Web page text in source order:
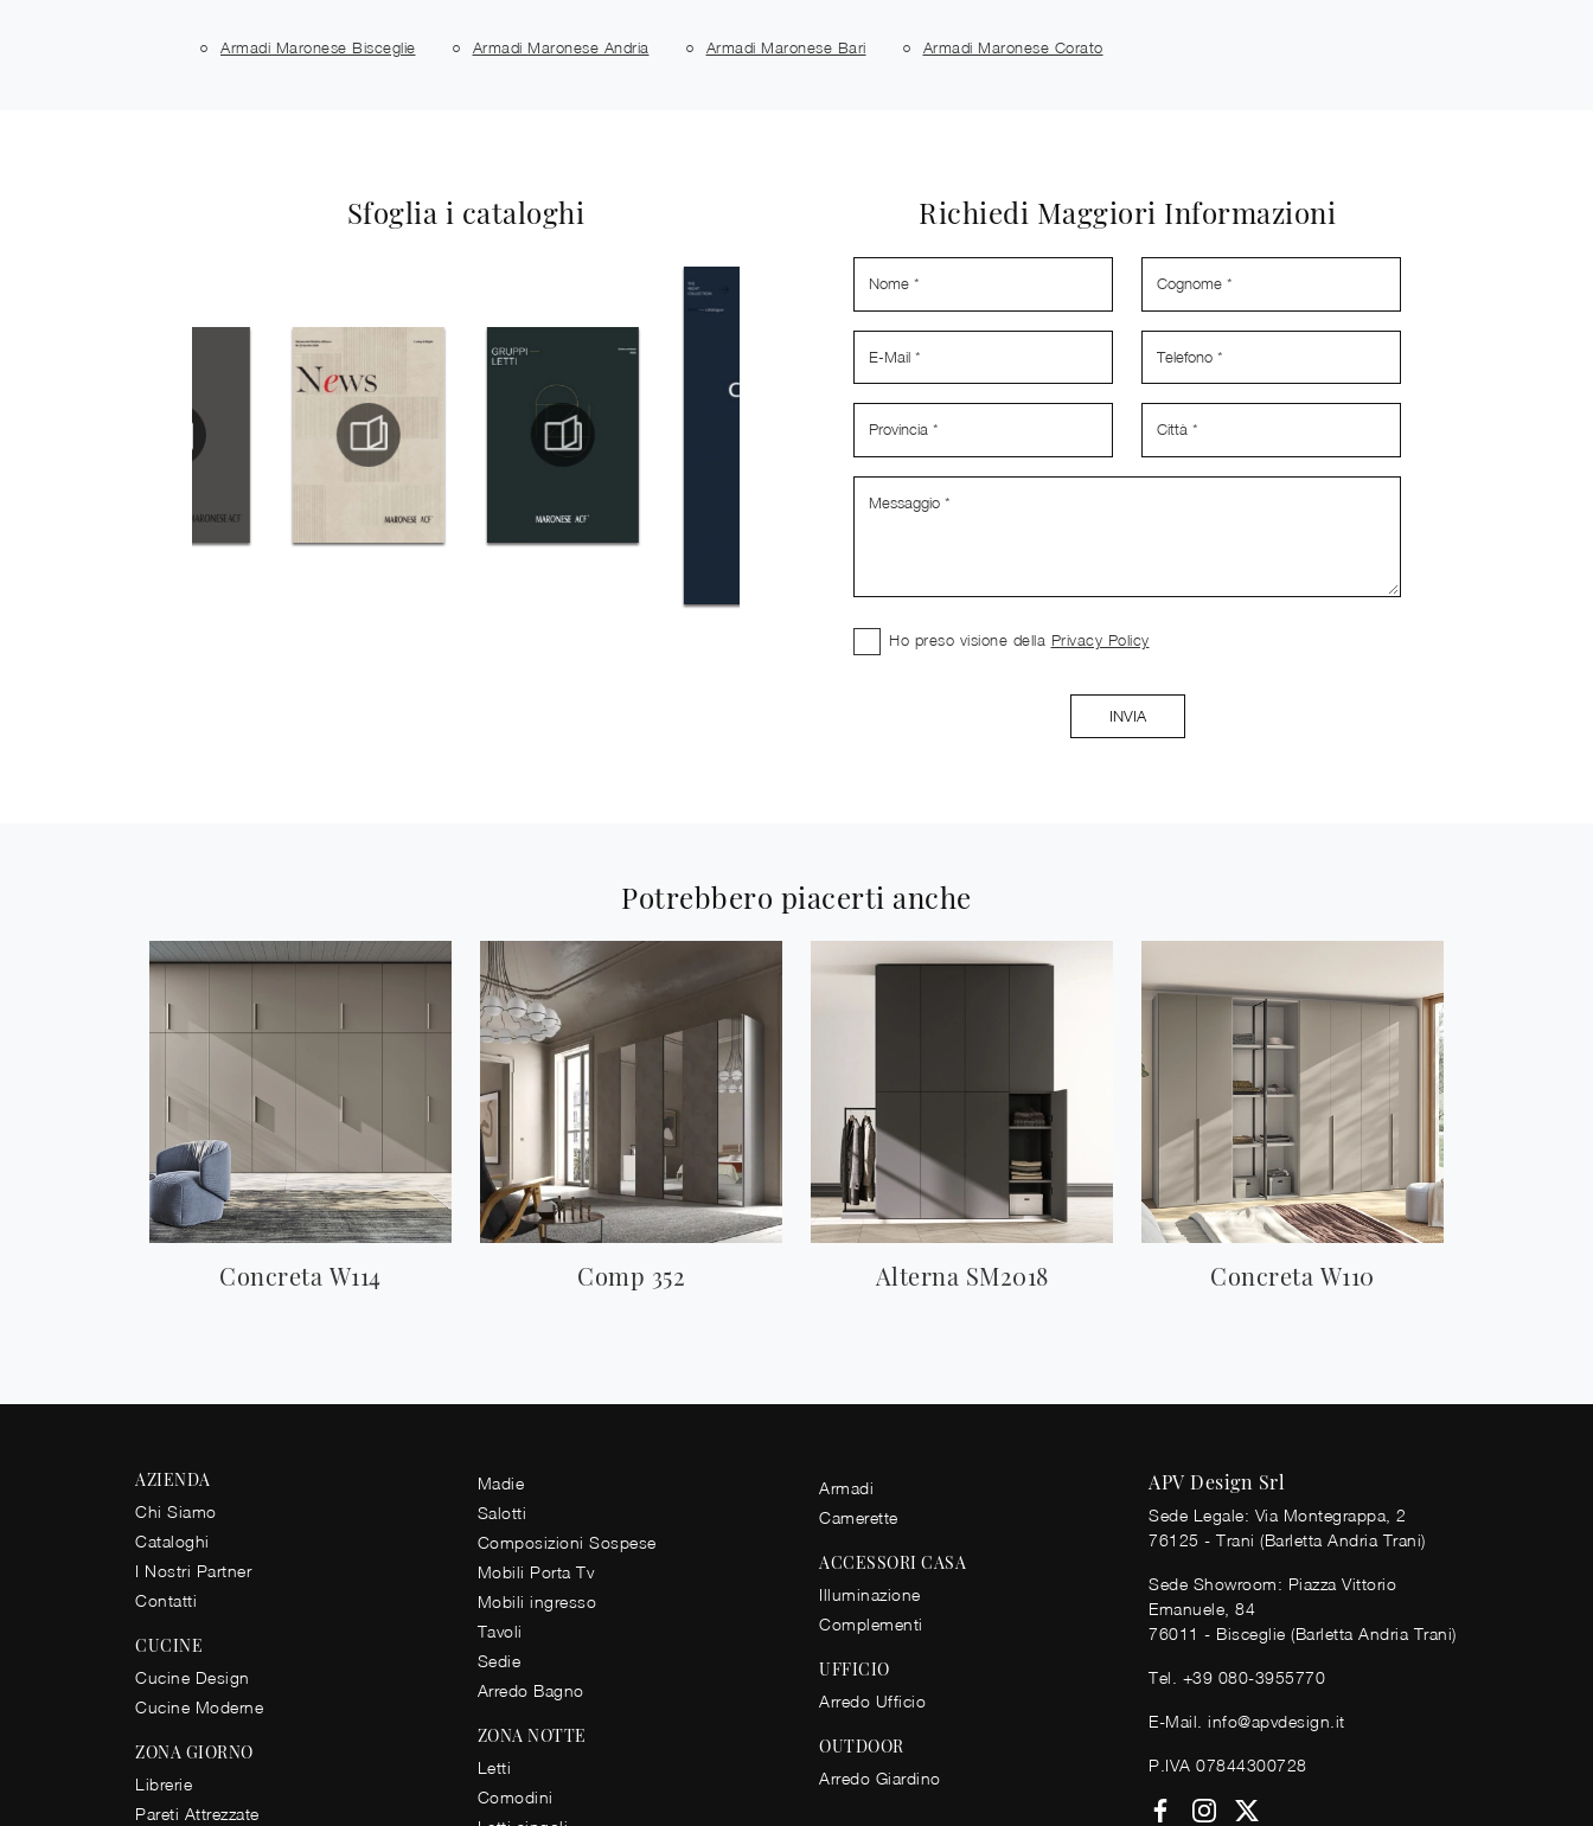
Armadi Maronese Bisceglie Armadi Maronese Andria Armadi Maronese Bari Armadi Maronese Corato
Sfoglia i cataloghi Richiedi Maggiori Informazioni
Ho preso visione della Privacy Policy
INVIA
Potrebbero piacerti anche
Concreta W114 Comp 352 Alterna SM2018 Concreta W110
AZIENDA
Chi Siamo
Cataloghi
I Nostri Partner
Contatti
CUCINE
Cucine Design
Cucine Moderne
ZONA GIORNO
Librerie
Pareti Attrezzate
Madie
Salotti
Composizioni Sospese
Mobili Porta Tv
Mobili ingresso
Tavoli
Sedie
Arredo Bagno
ZONA NOTTE
Letti
Comodini
Armadi
Camerette
ACCESSORI CASA
Illuminazione
Complementi
UFFICIO
Arredo Ufficio
OUTDOOR
Arredo Giardino
APV Design Srl
Sede Legale: Via Montegrappa, 2
76125 - Trani (Barletta Andria Trani)
Sede Showroom: Piazza Vittorio
Emanuele, 84
76011 - Bisceglie (Barletta Andria Trani)
Tel. +39 080-3955770
E-Mail. info@apvdesign.it
P.IVA 07844300728